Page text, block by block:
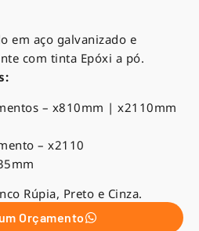
em aço galvanizado e
com tinta Epóxi a pó.
– x810mm | x2110mm
– x2110
Rúpia, Preto e Cinza.
Orçamento